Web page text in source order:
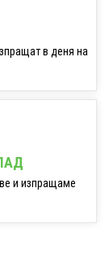
в деня на
и изпращаме